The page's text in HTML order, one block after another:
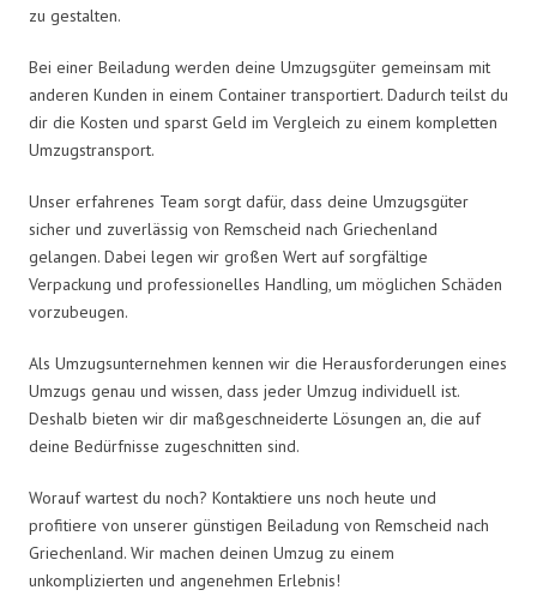
zu gestalten.
Bei einer Beiladung werden deine Umzugsgüter gemeinsam mit
anderen Kunden in einem Container transportiert. Dadurch teilst du
dir die Kosten und sparst Geld im Vergleich zu einem kompletten
Umzugstransport.
Unser erfahrenes Team sorgt dafür, dass deine Umzugsgüter
sicher und zuverlässig von Remscheid nach Griechenland
gelangen. Dabei legen wir großen Wert auf sorgfältige
Verpackung und professionelles Handling, um möglichen Schäden
vorzubeugen.
Als Umzugsunternehmen kennen wir die Herausforderungen eines
Umzugs genau und wissen, dass jeder Umzug individuell ist.
Deshalb bieten wir dir maßgeschneiderte Lösungen an, die auf
deine Bedürfnisse zugeschnitten sind.
Worauf wartest du noch? Kontaktiere uns noch heute und
profitiere von unserer günstigen Beiladung von Remscheid nach
Griechenland. Wir machen deinen Umzug zu einem
unkomplizierten und angenehmen Erlebnis!